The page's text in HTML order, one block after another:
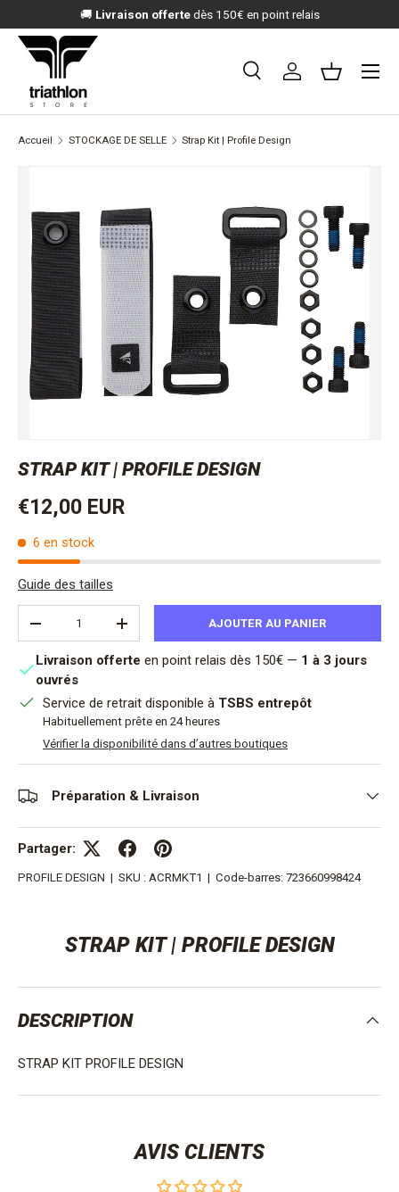
ALLER AU CONTENU
🚚 Livraison offertedès 150€ en point relais
Recherche
RechercheSe connecter
Panier
Menu
Accueil STOCKAGE DE SELLE Strap Kit | Profile Design
STRAP KIT | PROFILE DESIGN
Prix habituel
€12,00 EUR
6 en stock
Guide des tailles
DIMINUER LA QUANTITÉAUGMENTER LA QUANTITÉ
AJOUTER AU PANIER
Livraison offerte en point relais dès 150€ — 1 à 3 jours
ouvrés
Service de retrait disponible à TSBS entrepôt
Habituellement prête en 24 heures
Vérifier la disponibilité dans d’autres boutiques
Préparation & Livraison
Partager:
PROFILE DESIGN | SKU : ACRMKT1 | Code-barres: 723660998424
STRAP KIT | PROFILE DESIGN
DESCRIPTION
STRAP KIT PROFILE DESIGN
AVIS CLIENTS